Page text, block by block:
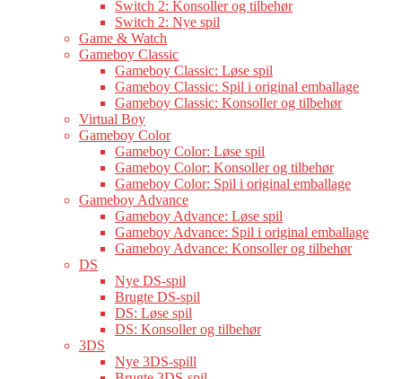
Switch 2: Konsoller og tilbehør
Switch 2: Nye spil
Game & Watch
Gameboy Classic
Gameboy Classic: Løse spil
Gameboy Classic: Spil i original emballage
Gameboy Classic: Konsoller og tilbehør
Virtual Boy
Gameboy Color
Gameboy Color: Løse spil
Gameboy Color: Konsoller og tilbehør
Gameboy Color: Spil i original emballage
Gameboy Advance
Gameboy Advance: Løse spil
Gameboy Advance: Spil i original emballage
Gameboy Advance: Konsoller og tilbehør
DS
Nye DS-spil
Brugte DS-spil
DS: Løse spil
DS: Konsoller og tilbehør
3DS
Nye 3DS-spill